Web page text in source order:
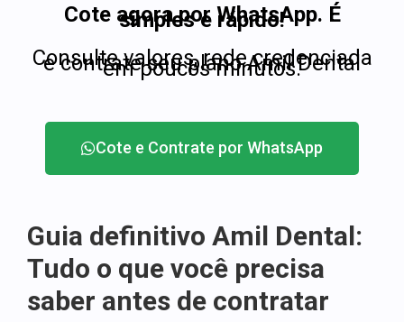
Cote agora por WhatsApp. É
simples e rápido!
Consulte valores, rede credenciada
e contrate seu plano Amil Dental
em poucos minutos.
Cote e Contrate por WhatsApp
Guia definitivo Amil Dental:
Tudo o que você precisa
saber antes de contratar